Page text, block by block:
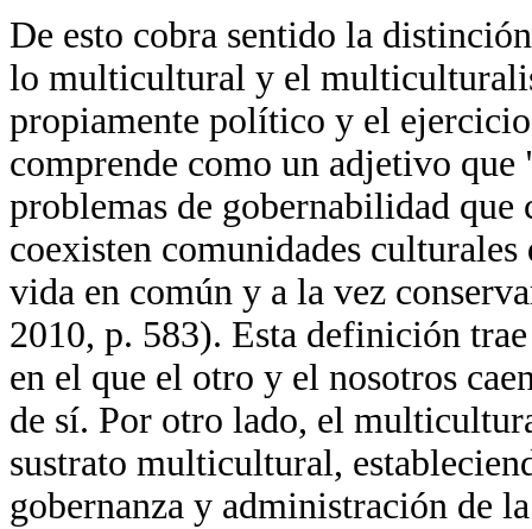
De esto cobra sentido la
lo multicultural y el
propiamente político y el
comprende como un adjetivo que
problemas de gobernabilidad que
coexisten comunidades
vida en común y a la vez
2010, p. 583). Esta definición
en el que el otro y el nosotros
de sí. Por otro lado, el
sustrato multicultural,
gobernanza y administración de